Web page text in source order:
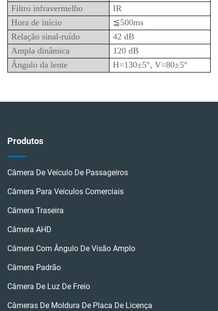
Filtro infravermelho
IR
Hora de início
≦500ms
Relação sinal-ruído
42 dB
Ampla dinâmica
120 dB
Ângulo da lente
H=130±5°, V=80±5°
Produtos
Câmera De Veículo De Passageiros
Câmera Para Veículos Comerciais
Câmera Traseira
Câmera AHD
Câmera Com Ângulo De Visão Amplo
Câmera Padrão
Câmera De Luz De Freio
Câmeras De Moldura De Placa De Licença